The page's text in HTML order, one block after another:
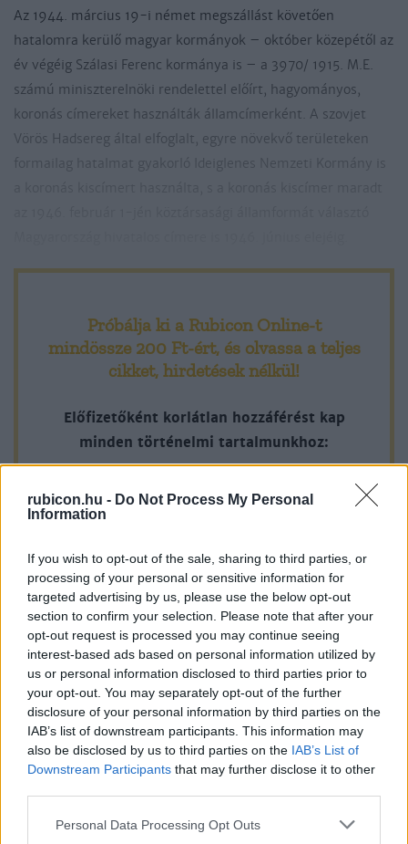
rubicon.hu - Do Not Process My Personal
Information
If you wish to opt-out of the sale, sharing to third parties, or
processing of your personal or sensitive information for
targeted advertising by us, please use the below opt-out
section to confirm your selection. Please note that after your
opt-out request is processed you may continue seeing
interest-based ads based on personal information utilized by
us or personal information disclosed to third parties prior to
your opt-out. You may separately opt-out of the further
disclosure of your personal information by third parties on the
IAB’s list of downstream participants. This information may
also be disclosed by us to third parties on the IAB’s List of
Downstream Participants that may further disclose it to other
Please note that this website/app uses one or more Google
Personal Data Processing Opt Outs
Az 1944. március 19-i német megszállást követően
hatalomra kerülő magyar kormányok – október közepétől az
év végéig Szálasi Ferenc kormánya is – a 3970/ 1915. M.E.
számú miniszterelnöki rendelettel előírt, hagyományos,
koronás címereket használták államcímerként. A szovjet
Vörös Hadsereg által elfoglalt, egyre növekvő területeken
formailag hatalmat gyakorló Ideiglenes Nemzeti Kormány is
Próbálja ki a Rubicon Online-t
mindössze 200 Ft-ért, és olvassa a teljes
cikket, hirdetések nélkül!
Előfizetőként korlátlan hozzáférést kap
minden történelmi tartalmunkhoz:
A legújabb Rubicon-lapszámok
tartalma
Rubicon Online rovatok cikkei
Hirdetésmentes olvasó felület
Kedvenc cikkek elmentése, könyvjelzők
Az első hónap csak 200 Ft-ba kerül. Próbálja
ki!